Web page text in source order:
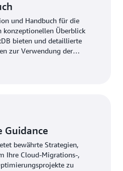
und Handbuch für die
konzeptionellen Überblick
bieten und detaillierte
zur Verwendung der
Guidance
bewährte Strategien,
Ihre Cloud-Migrations-,
zu